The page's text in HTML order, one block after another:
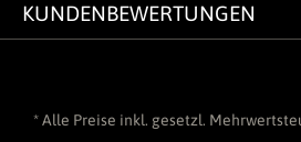
KUNDENBEWERTUNGEN
* Alle Preise inkl. gesetzl.